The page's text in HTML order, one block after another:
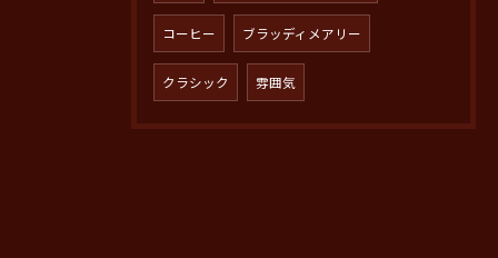
コーヒー ブラッディメアリー
クラシック 雰囲気